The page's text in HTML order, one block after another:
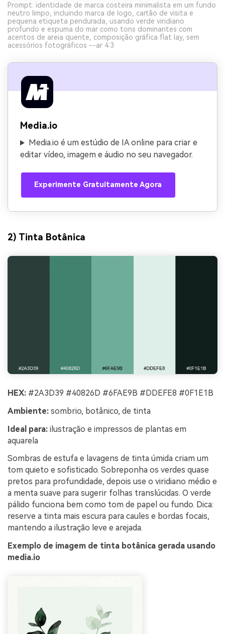
Prompt: identidade de marca costeira minimalista em um fundo
neutro limpo, incluindo marca de logo, cartão de visita e
pequena etiqueta pendurada, usando verde viridiano
profundo e espuma do mar como tons dominantes com
acentos de areia quente, composição gráfica flat lay, sem
acessórios fotográficos --ar 4:3
Media.io
Media.io é um estúdio de IA online para criar e
editar vídeo, imagem e áudio no seu navegador.
Experimente Gratuitamente Agora
2) Tinta Botânica
HEX: #2A3D39 #40826D #6FAE9B #DDEFE8 #0F1E1B
Ambiente: sombrio, botânico, de tinta
Ideal para: ilustração e impressos de plantas em
aquarela
Sombras de estufa e lavagens de tinta úmida criam um
tom quieto e sofisticado. Sobreponha os verdes quase
pretos para profundidade, depois use o viridiano médio e
a menta suave para sugerir folhas translúcidas. O verde
pálido funciona bem como tom de papel ou fundo. Dica:
reserve a tinta mais escura para caules e bordas focais,
mantendo a ilustração leve e arejada.
Exemplo de imagem de tinta botânica gerada usando
media.io